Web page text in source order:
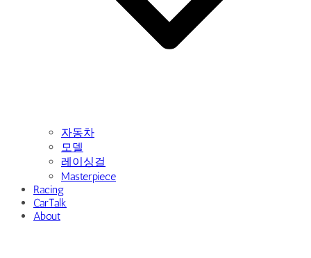
자동차
모델
레이싱걸
Masterpiece
Racing
CarTalk
About